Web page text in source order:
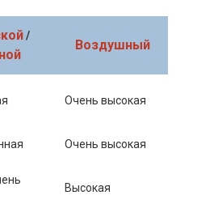
/
Воздушный
Очень высокая
Очень высокая
Высокая